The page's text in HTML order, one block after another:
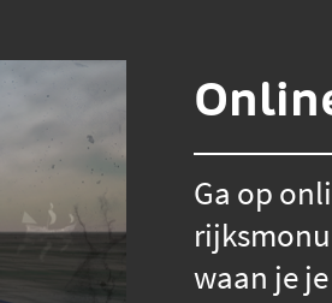
Ga op
waan je